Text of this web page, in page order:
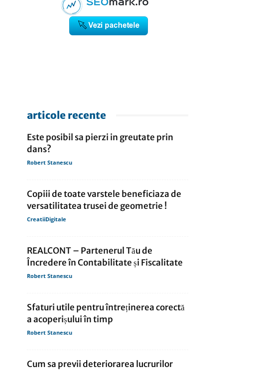
articole recente
Este posibil sa pierzi in greutate prin
dans?
Robert Stanescu
Copiii de toate varstele beneficiaza de
versatilitatea trusei de geometrie !
CreatiiDigitale
REALCONT – Partenerul Tău de
Încredere în Contabilitate și Fiscalitate
Robert Stanescu
Sfaturi utile pentru întreținerea corectă
a acoperișului în timp
Robert Stanescu
Cum sa previi deteriorarea lucrurilor